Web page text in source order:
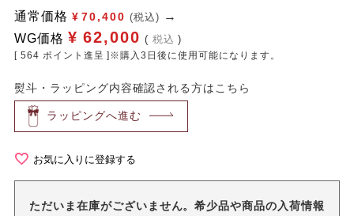
通常価格 ¥ 70,400 (税込)
WG価格 ¥ 62,000 税込
[ 564 ポイント進呈 ]※購入3日後に使用可能になります。
熨斗・ラッピング内容確認される方はこちら
ラッピングへ進む
お気に入りに登録する
ただいま在庫がございません。希少品や商品の入荷情報